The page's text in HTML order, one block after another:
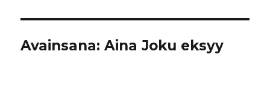
Avainsana:Aina Joku eksyy